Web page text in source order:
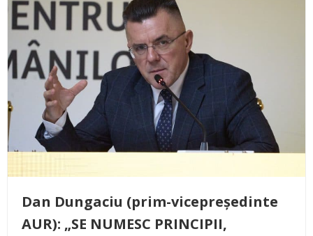
Dan Dungaciu (prim-vicepreședinte
AUR): „SE NUMESC PRINCIPII,